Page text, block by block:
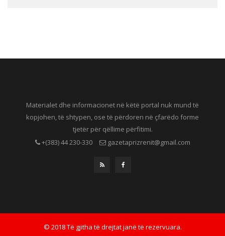
Materialet dhe informacionet në këtë portal nuk mund të
kopjohen, të shtypen, ose të përdoren në çfarëdo forme
tjetër për qëllime përfitimi.
+(383) 44 230-330
gazetaprizrenit@gmail.com
© 2018 Të gjitha të drejtat janë të rezervuara.